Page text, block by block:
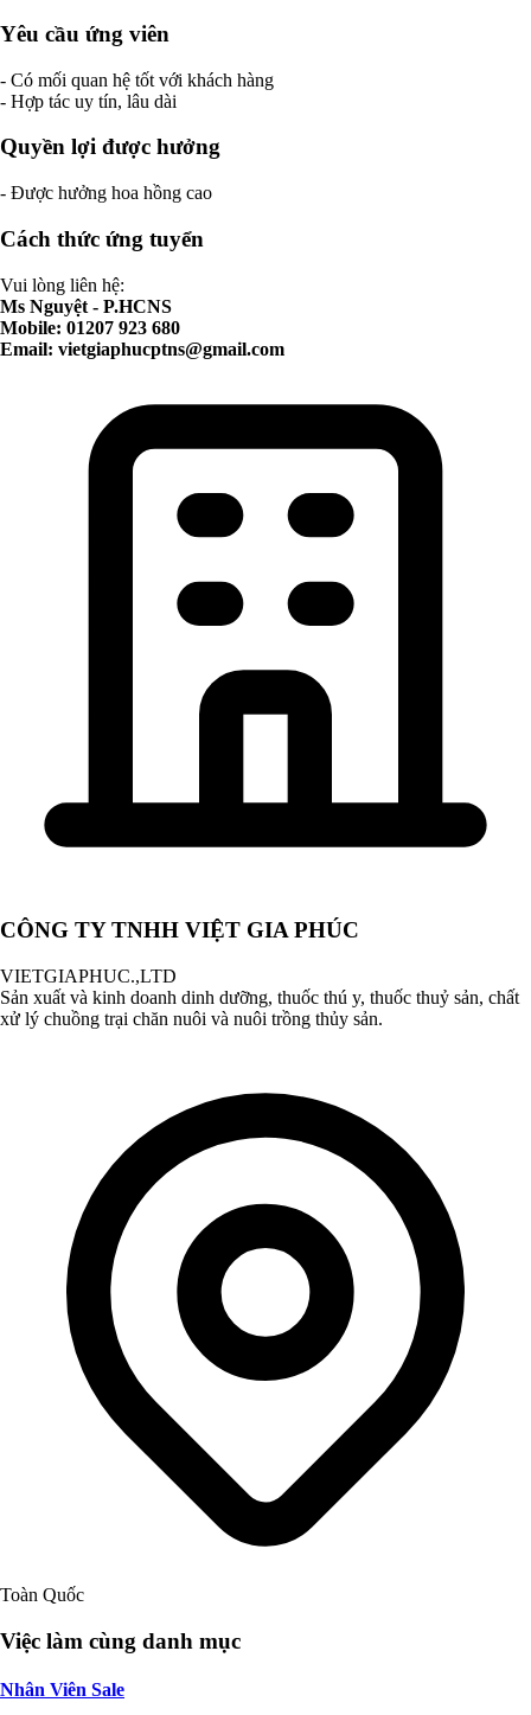
Yêu cầu ứng viên
- Có mối quan hệ tốt với khách hàng
- Hợp tác uy tín, lâu dài
Quyền lợi được hưởng
- Được hưởng hoa hồng cao
Cách thức ứng tuyển
Vui lòng liên hệ:
Ms Nguyệt - P.HCNS
Mobile: 01207 923 680
Email: vietgiaphucptns@gmail.com
CÔNG TY TNHH VIỆT GIA PHÚC
VIETGIAPHUC.,LTD
Sản xuất và kinh doanh dinh dưỡng, thuốc thú y, thuốc thuỷ sản, chất
xử lý chuồng trại chăn nuôi và nuôi trồng thủy sản.
Toàn Quốc
Việc làm cùng danh mục
Nhân Viên Sale